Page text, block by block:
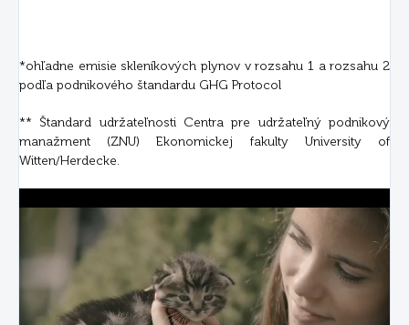
*ohľadne emisie skleníkových plynov v rozsahu 1 a rozsahu 2
podľa podnikového štandardu GHG Protocol
** Štandard udržateľnosti Centra pre udržateľný podnikový
manažment (ZNU) Ekonomickej fakulty University of
Witten/Herdecke.